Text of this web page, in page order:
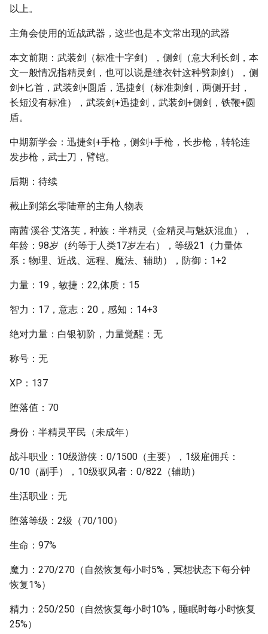
以上。
主角会使用的近战武器，这些也是本文常出现的武器
本文前期：武装剑（标准十字剑），侧剑（意大利长剑，本
文一般情况指精灵剑，也可以说是缝衣针这种劈刺剑），侧
剑+匕首，武装剑+圆盾，迅捷剑（标准刺剑，两侧开封，
长短没有标准），武装剑+迅捷剑，武装剑+侧剑，铁鞭+圆
盾。
中期新学会：迅捷剑+手枪，侧剑+手枪，长步枪，转轮连
发步枪，武士刀，臂铠。
后期：待续
截止到第幺零陆章的主角人物表
南茜·溪谷·艾洛芙，种族：半精灵（金精灵与魅妖混血），
年龄：98岁（约等于人类17岁左右），等级21（力量体
系：物理、近战、远程、魔法、辅助），防御：1+2
力量：19，敏捷：22,体质：15
智力：17，意志：20，感知：14+3
绝对力量：白银初阶，力量觉醒：无
称号：无
XP：137
堕落值：70
身份：半精灵平民（未成年）
战斗职业：10级游侠：0/1500（主要），1级雇佣兵：
0/10（副手），10级驭风者：0/822（辅助）
生活职业：无
堕落等级：2级（70/100）
生命：97%
魔力：270/270（自然恢复每小时5%，冥想状态下每分钟
恢复1%）
精力：250/250（自然恢复每小时10%，睡眠时每小时恢复
25%）